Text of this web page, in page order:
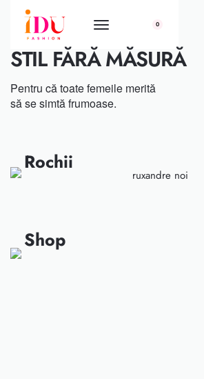
conținut
0
STIL FĂRĂ MĂSURĂ
Pentru că toate femeile merită
să se simtă frumoase.
Rochii
Shop